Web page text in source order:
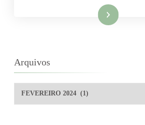
Ler mais
Arquivos
Arquivos